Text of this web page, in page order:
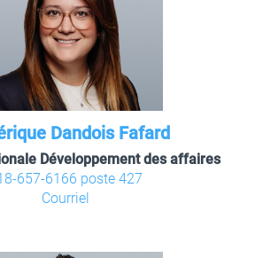
Dandois Fafard
Développement des affaires
657-6166 poste 427
Courriel